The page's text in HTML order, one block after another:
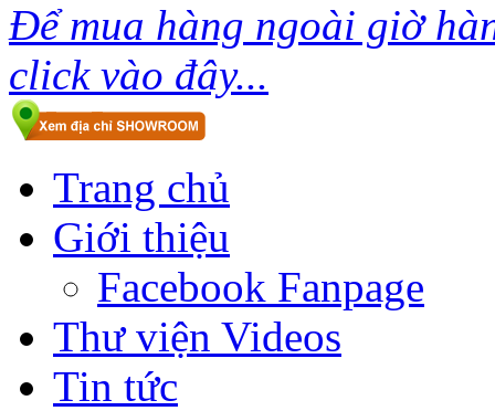
Để mua hàng ngoài giờ
click vào đây...
Trang chủ
Giới thiệu
Facebook Fanpage
Thư viện Videos
Tin tức